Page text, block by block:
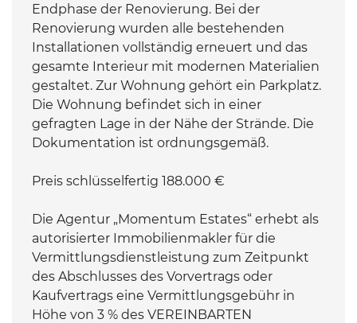
Endphase der Renovierung. Bei der
Renovierung wurden alle bestehenden
Installationen vollständig erneuert und das
gesamte Interieur mit modernen Materialien
gestaltet. Zur Wohnung gehört ein Parkplatz.
Die Wohnung befindet sich in einer
gefragten Lage in der Nähe der Strände. Die
Dokumentation ist ordnungsgemäß.
Preis schlüsselfertig 188.000 €
Die Agentur „Momentum Estates“ erhebt als
autorisierter Immobilienmakler für die
Vermittlungsdienstleistung zum Zeitpunkt
des Abschlusses des Vorvertrags oder
Kaufvertrags eine Vermittlungsgebühr in
Höhe von 3 % des VEREINBARTEN